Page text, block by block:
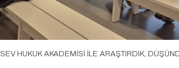
SEV HUKUK AKADEMİSİ İLE ARAŞTIRDIK,